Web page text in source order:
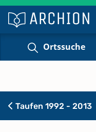
Ortssuche
Taufen 1992 - 2013